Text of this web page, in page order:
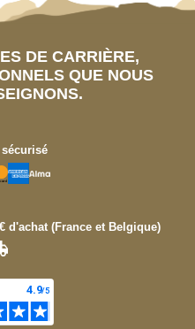
DE CARRIÈRE,
QUE NOUS
sécurisé
d'achat (France et Belgique)